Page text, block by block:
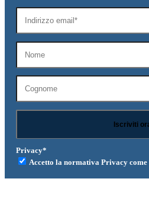
Contattami
Cerca
Privacy*
Accetto la normativa Privacy come